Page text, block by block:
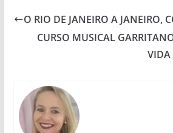
O RIO DE JANEIRO A JANEIRO,
CURSO MUSICAL
VIDA